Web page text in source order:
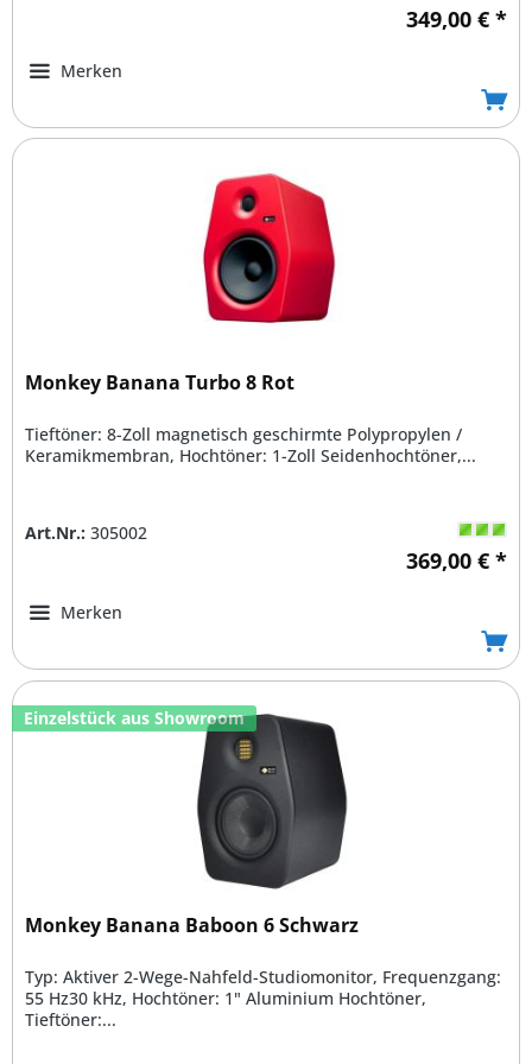
349,00 € *
Merken
Monkey Banana Turbo 8 Rot
Tieftöner: 8-Zoll magnetisch geschirmte Polypropylen /
Keramikmembran, Hochtöner: 1-Zoll Seidenhochtöner,...
Art.Nr.: 305002
369,00 € *
Merken
Einzelstück aus Showroom
Monkey Banana Baboon 6 Schwarz
Typ: Aktiver 2-Wege-Nahfeld-Studiomonitor, Frequenzgang:
55 Hz30 kHz, Hochtöner: 1" Aluminium Hochtöner,
Tieftöner:...